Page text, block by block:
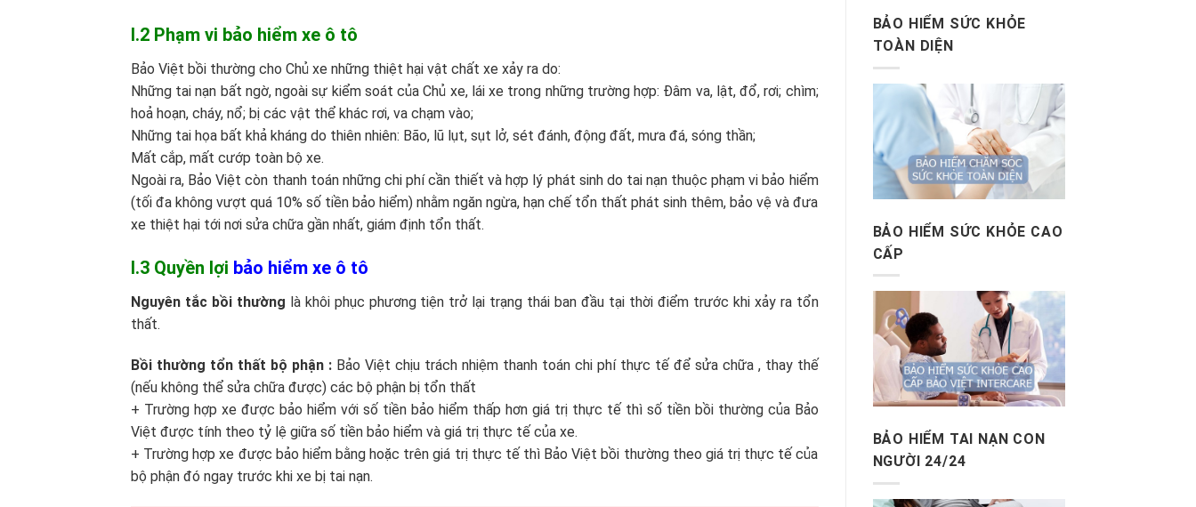
I.2 Phạm vi bảo hiểm xe ô tô
Bảo Việt bồi thường cho Chủ xe những thiệt hại vật chất xe xảy ra do:
Những tai nạn bất ngờ, ngoài sự kiểm soát của Chủ xe, lái xe trong những trường hợp: Đâm va, lật, đổ, rơi; chìm;
hoả hoạn, cháy, nổ; bị các vật thể khác rơi, va chạm vào;
Những tai họa bất khả kháng do thiên nhiên: Bão, lũ lụt, sụt lở, sét đánh, động đất, mưa đá, sóng thần;
Mất cắp, mất cướp toàn bộ xe.
Ngoài ra, Bảo Việt còn thanh toán những chi phí cần thiết và hợp lý phát sinh do tai nạn thuộc phạm vi bảo hiểm
(tối đa không vượt quá 10% số tiền bảo hiểm) nhằm ngăn ngừa, hạn chế tổn thất phát sinh thêm, bảo vệ và đưa
xe thiệt hại tới nơi sửa chữa gần nhất, giám định tổn thất.
I.3 Quyền lợi bảo hiểm xe ô tô
Nguyên tắc bồi thường là khôi phục phương tiện trở lại trạng thái ban đầu tại thời điểm trước khi xảy ra tổn
thất.
Bồi thường tổn thất bộ phận : Bảo Việt chịu trách nhiệm thanh toán chi phí thực tế để sửa chữa , thay thế
(nếu không thể sửa chữa được) các bộ phận bị tổn thất
+ Trường hợp xe được bảo hiểm với số tiền bảo hiểm thấp hơn giá trị thực tế thì số tiền bồi thường của Bảo
Việt được tính theo tỷ lệ giữa số tiền bảo hiểm và giá trị thực tế của xe.
+ Trường hợp xe được bảo hiểm bằng hoặc trên giá trị thực tế thì Bảo Việt bồi thường theo giá trị thực tế của
bộ phận đó ngay trước khi xe bị tai nạn.
BẢO HIỂM SỨC KHỎE
TOÀN DIỆN
BẢO HIỂM SỨC KHỎE CAO
CẤP
BẢO HIỂM TAI NẠN CON
NGƯỜI 24/24